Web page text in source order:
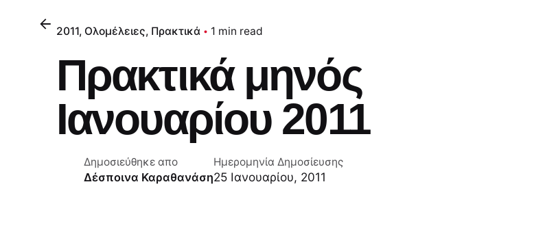
2011 Ολομέλειες Πρακτικά 1 min read
Πρακτικά μηνός
Ιανουαρίου 2011
Δημοσιεύθηκε απο
Δέσποινα Καραθανάση
Ημερομηνία Δημοσίευσης
25 Ιανουαρίου, 2011